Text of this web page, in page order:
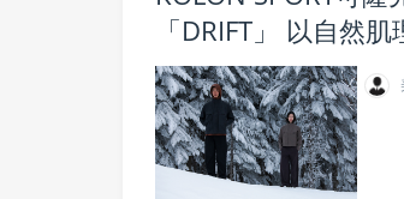
「DRIFT」 以自然